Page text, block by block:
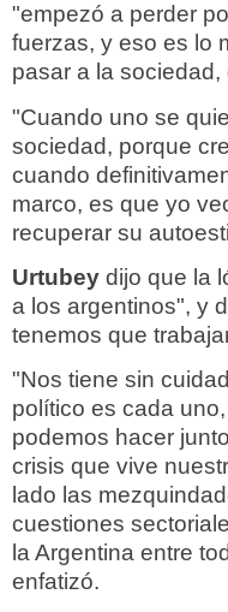
"empezó a perder
fuerzas, y eso es lo
pasar a la
"Cuando uno se
sociedad, porque
cuando
marco, es que yo
recuperar su
Urtubey dijo que la
a los argentinos", y
tenemos que
"Nos tiene sin
político es cada
podemos hacer
crisis que vive
lado las
cuestiones
la Argentina entre
enfatizó.